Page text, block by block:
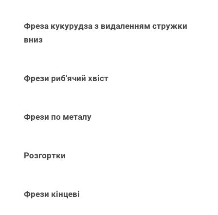
Фреза кукурудза з видаленням стружки
вниз
Фрези риб'ячий хвіст
Фрези по металу
Розгортки
Фрези кінцеві